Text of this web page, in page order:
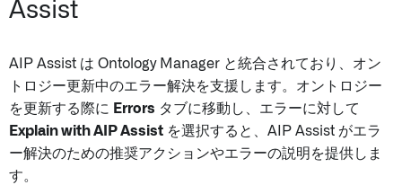
Assist
AIP Assist は Ontology Manager と統合されており、オン
トロジー更新中のエラー解決を支援します。オントロジー
を更新する際に Errors タブに移動し、エラーに対して
Explain with AIP Assist を選択すると、AIP Assist がエラ
ー解決のための推奨アクションやエラーの説明を提供しま
す。